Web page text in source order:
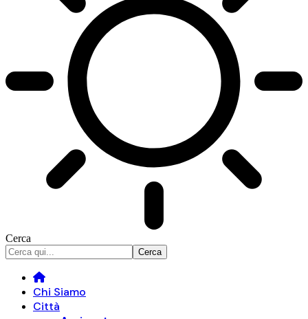
Cerca
Chi Siamo
Città